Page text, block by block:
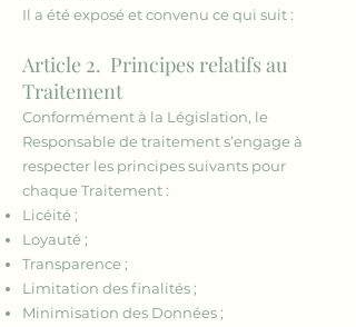
Il a été exposé et convenu ce qui suit :
Article 2. Principes relatifs au
Traitement
Conformément à la Législation, le
Responsable de traitement s’engage à
respecter les principes suivants pour
chaque Traitement :
Licéité ;
Loyauté ;
Transparence ;
Limitation des finalités ;
Minimisation des Données ;